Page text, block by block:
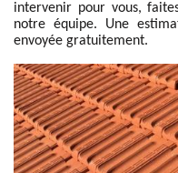
intervenir pour vous,
notre équipe. Une
envoyée gratuitement.